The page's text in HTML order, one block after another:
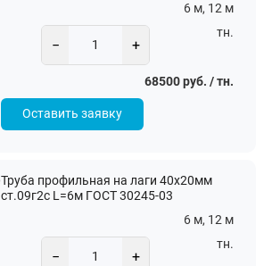
6 м, 12 м
− +
тн.
68500 руб. / тн.
Оставить заявку
Труба профильная на лаги 40х20мм
ст.09г2с L=6м ГОСТ 30245-03
6 м, 12 м
− +
тн.